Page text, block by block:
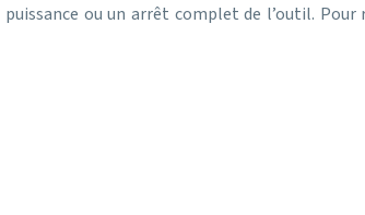
ou un arrêt complet de l’outil. Pour